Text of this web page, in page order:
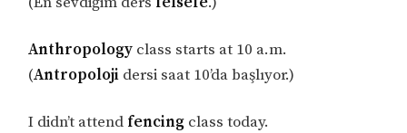
Anthropology class starts at 10 a.m.
(Antropoloji dersi saat 10’da başlıyor.)
I didn’t attend fencing class today.